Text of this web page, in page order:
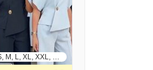
S, M, L, XL, XXL, XXXL